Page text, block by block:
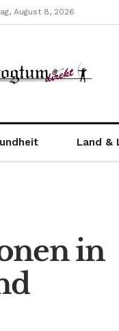
August 8, 2026
Land &
in